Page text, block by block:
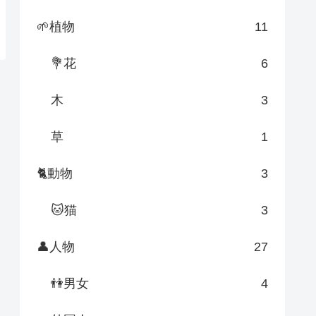
🌱植物 11
💐花 6
木 3
草 1
🐈動物 3
🐱猫 3
👤人物 27
👫男女 4